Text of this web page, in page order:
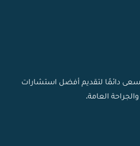
دائمًا لتقديم أفضل استشارات
العامة.